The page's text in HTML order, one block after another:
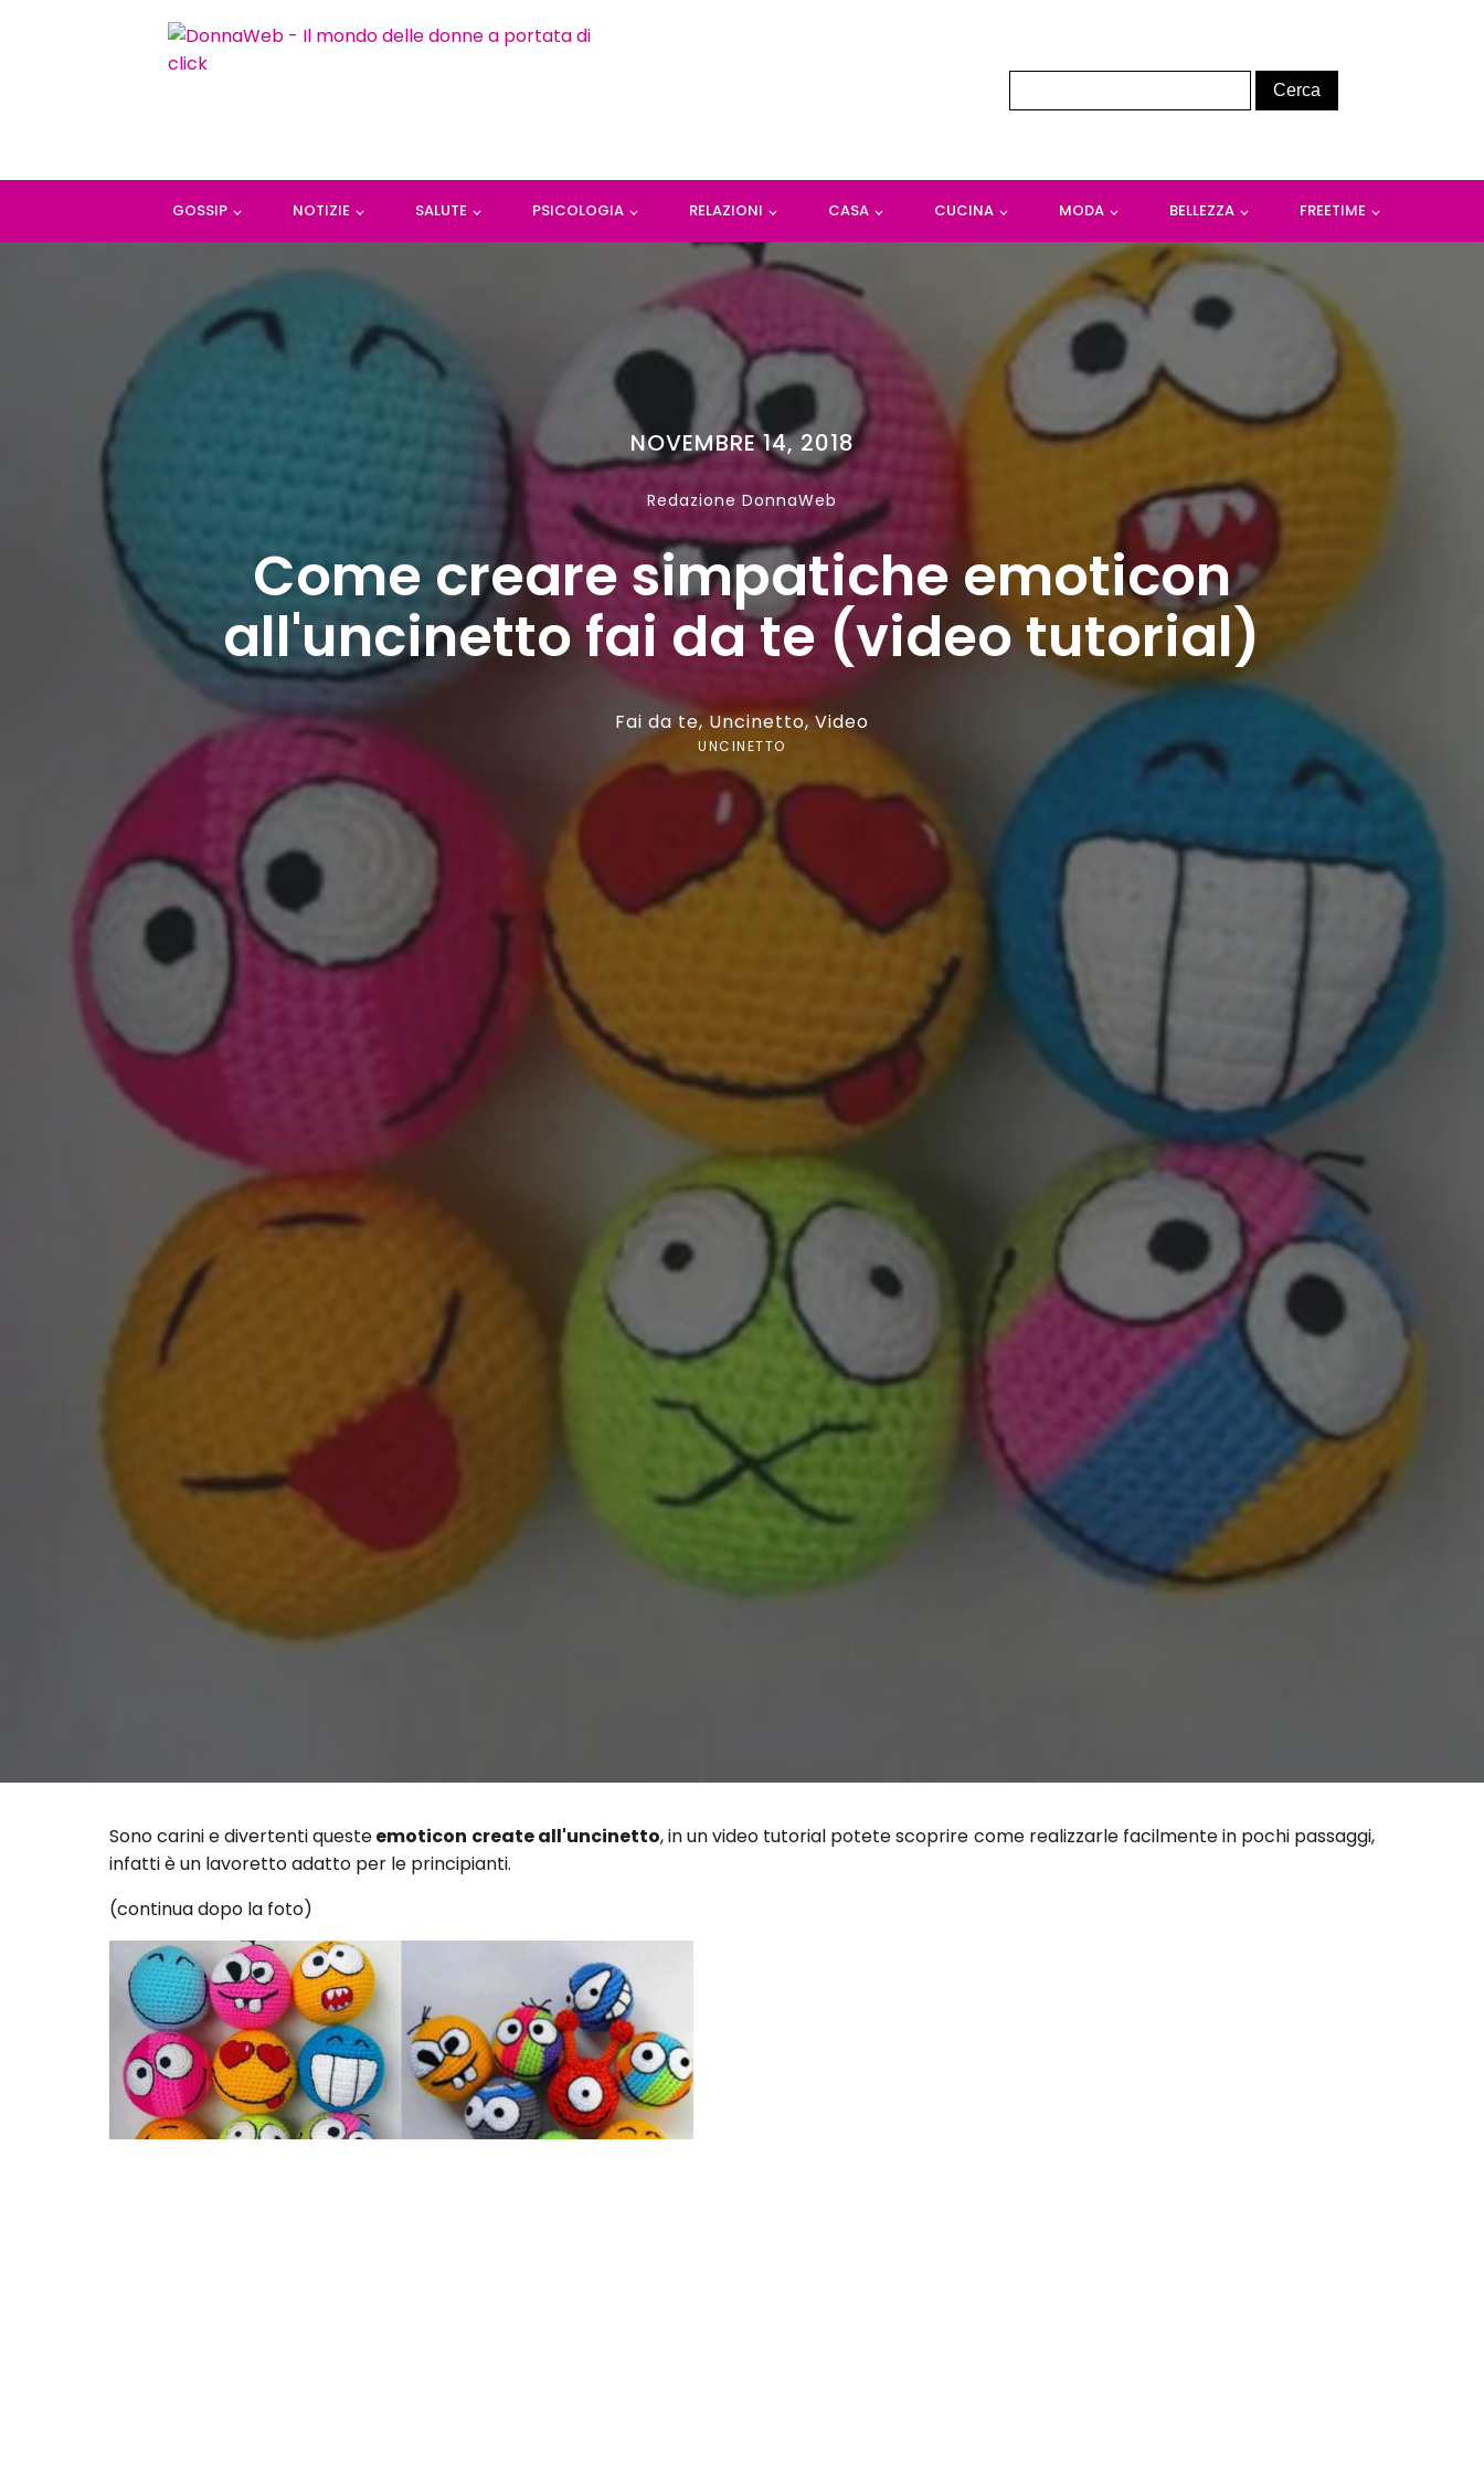
GOSSIP NOTIZIE SALUTE PSICOLOGIA RELAZIONI CASA CUCINA MODA BELLEZZA FREETIME
NOVEMBRE 14, 2018
Redazione DonnaWeb
Come creare simpatiche emoticon
all'uncinetto fai da te (video tutorial)
Fai da te, Uncinetto,Video
UNCINETTO
Sono carini e divertenti questeemoticon create all'uncinetto, in un video tutorial potete scoprire come realizzarle facilmente in pochi passaggi,
infatti è un lavoretto adatto per le principianti.
(continua dopo la foto)